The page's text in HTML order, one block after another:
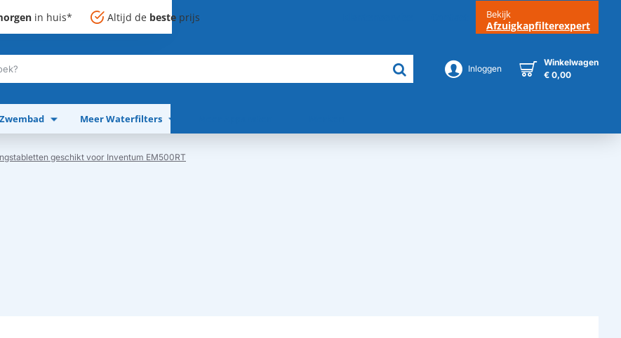
in huis* Altijd de beste prijs Bekijk
Afzuigkapfilterexpert
Inloggen
Winkelwagen
€ 0,00
Meer Waterfilters
geschikt voor Inventum EM500RT